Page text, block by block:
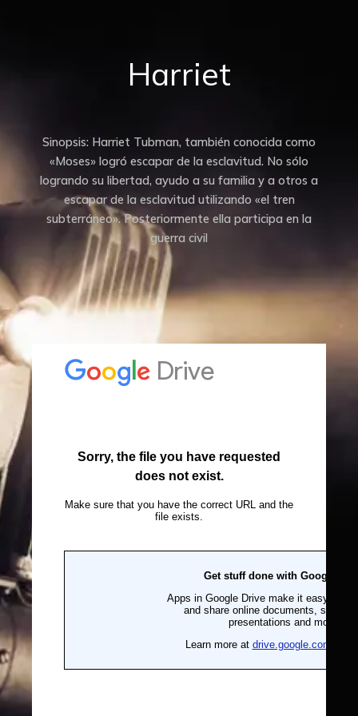
Harriet
Sinopsis: Harriet Tubman, también conocida como
«Moses» logró escapar de la esclavitud. No sólo
logrando su libertad, ayudo a su familia y a otros a
escapar de la esclavitud utilizando «el tren
subterráneo». Posteriormente ella participa en la
guerra civil